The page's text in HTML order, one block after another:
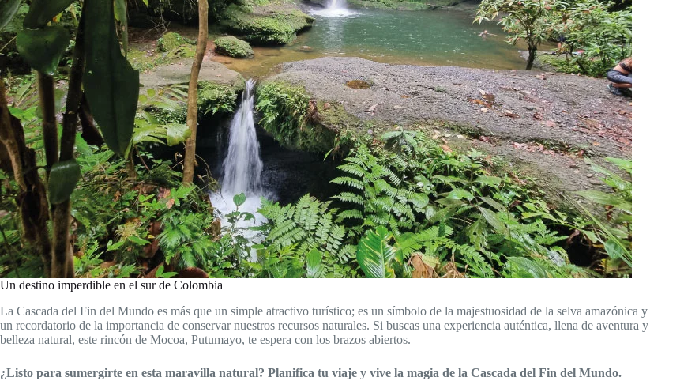
Un destino imperdible en el sur de Colombia
La Cascada del Fin del Mundo es más que un simple atractivo turístico; es un símbolo de la majestuosidad de la selva amazónica y
un recordatorio de la importancia de conservar nuestros recursos naturales. Si buscas una experiencia auténtica, llena de aventura y
belleza natural, este rincón de Mocoa, Putumayo, te espera con los brazos abiertos.
¿Listo para sumergirte en esta maravilla natural? Planifica tu viaje y vive la magia de la Cascada del Fin del Mundo.